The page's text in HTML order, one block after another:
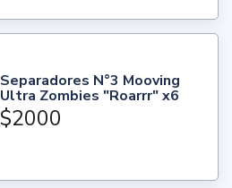
Separadores N°3 Mooving
Ultra Zombies "Roarrr" x6
$2000